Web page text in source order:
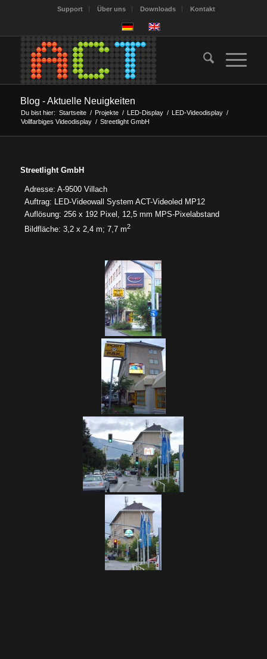
Support Über uns Downloads Kontakt
Blog - Aktuelle Neuigkeiten
Du bist hier: Startseite / Projekte / LED-Display / LED-Videodisplay /
Vollfarbiges Videodisplay / Streetlight GmbH
Streetlight GmbH
Adresse: A-9500 Villach
Auftrag: LED-Videowall System ACT-Videoled MP12
Auflösung: 256 x 192 Pixel, 12,5 mm MPS-Pixelabstand
Bildfläche: 3,2 x 2,4 m; 7,7 m2